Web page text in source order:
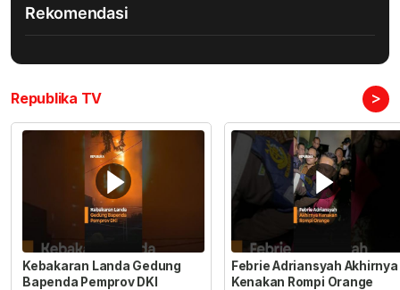
Rekomendasi
Republika TV >
Kebakaran Landa Gedung
Bapenda Pemprov DKI
Febrie Adriansyah Akhirnya
Kenakan Rompi Orange